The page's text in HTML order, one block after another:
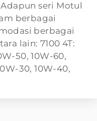
seri Motul
berbagai
berbagai
lain: 7100 4T:
50, 10W-60,
30, 10W-40,